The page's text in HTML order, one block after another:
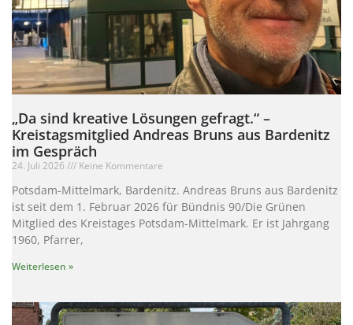
„Da sind kreative Lösungen gefragt.“ –
Kreistagsmitglied Andreas Bruns aus Bardenitz
im Gespräch
24. Juli 2026 Keine Kommentare
Potsdam-Mittelmark, Bardenitz. Andreas Bruns aus Bardenitz
ist seit dem 1. Februar 2026 für Bündnis 90/Die Grünen
Mitglied des Kreistages Potsdam-Mittelmark. Er ist Jahrgang
1960, Pfarrer,
Weiterlesen »